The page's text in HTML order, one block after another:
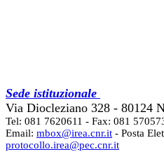
Sede istituzionale
Via Diocleziano 328 - 80124
Tel: 081 7620611 - Fax: 081
Email: mbox@irea.cnr.it - Posta
protocollo.irea@pec.cnr.it